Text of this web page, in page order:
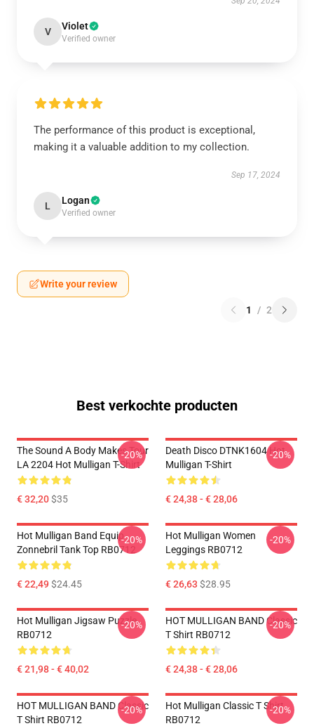
V Violet
Verified owner
The performance of this product is exceptional,
making it a valuable addition to my collection.
Sep 17, 2024
L Logan
Verified owner
Write your review
1 / 2
Best verkochte producten
The Sound A Body Makes Tour
LA 2204 Hot Mulligan T-Shirt
€ 32,20$35
-20%
Death Disco DTNK1604 Hot
Mulligan T-Shirt
€ 24,38 - € 28,06
-20%
Hot Mulligan Band Equip
Zonnebril Tank Top RB0712
€ 22,49$24.45
-20%
Hot Mulligan Women
Leggings RB0712
€ 26,63 $28.95
-20%
Hot Mulligan Jigsaw Puzzle
RB0712
€ 21,98 - € 40,02
-20%
HOT MULLIGAN BAND Classic
T Shirt RB0712
€ 24,38 - € 28,06
-20%
HOT MULLIGAN BAND Classic
T Shirt RB0712
-20%
Hot Mulligan Classic T Shirt
RB0712
-20%